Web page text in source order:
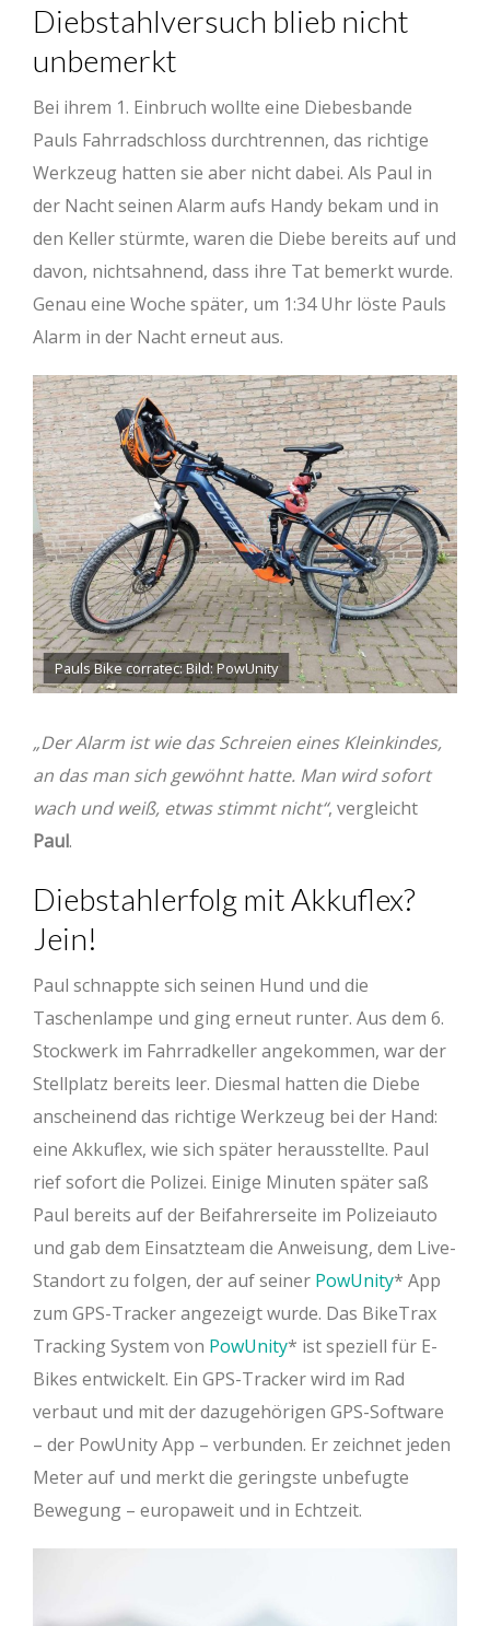
Diebstahlversuch blieb nicht
unbemerkt
Bei ihrem 1. Einbruch wollte eine Diebesbande
Pauls Fahrradschloss durchtrennen, das richtige
Werkzeug hatten sie aber nicht dabei. Als Paul in
der Nacht seinen Alarm aufs Handy bekam und in
den Keller stürmte, waren die Diebe bereits auf und
davon, nichtsahnend, dass ihre Tat bemerkt wurde.
Genau eine Woche später, um 1:34 Uhr löste Pauls
Alarm in der Nacht erneut aus.
Pauls Bike corratec: Bild: PowUnity
„Der Alarm ist wie das Schreien eines Kleinkindes,
an das man sich gewöhnt hatte. Man wird sofort
wach und weiß, etwas stimmt nicht“, vergleicht
Paul.
Diebstahlerfolg mit Akkuflex?
Jein!
Paul schnappte sich seinen Hund und die
Taschenlampe und ging erneut runter. Aus dem 6.
Stockwerk im Fahrradkeller angekommen, war der
Stellplatz bereits leer. Diesmal hatten die Diebe
anscheinend das richtige Werkzeug bei der Hand:
eine Akkuflex, wie sich später herausstellte. Paul
rief sofort die Polizei. Einige Minuten später saß
Paul bereits auf der Beifahrerseite im Polizeiauto
und gab dem Einsatzteam die Anweisung, dem Live-
Standort zu folgen, der auf seiner PowUnity App
zum GPS-Tracker angezeigt wurde. Das BikeTrax
Tracking System von PowUnity
ist speziell für E-
Bikes entwickelt. Ein GPS-Tracker wird im Rad
verbaut und mit der dazugehörigen GPS-Software
– der PowUnity App – verbunden. Er zeichnet jeden
Meter auf und merkt die geringste unbefugte
Bewegung – europaweit und in Echtzeit.